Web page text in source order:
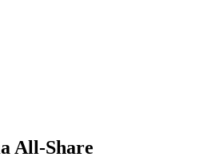
All-Share